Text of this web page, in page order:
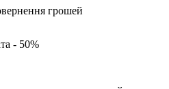
грошей
- 50%